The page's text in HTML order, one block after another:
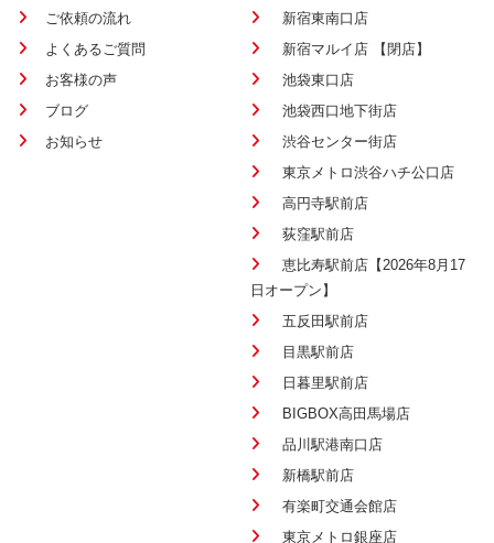
ご依頼の流れ
よくあるご質問
お客様の声
ブログ
お知らせ
新宿東南口店
新宿マルイ店 【閉店】
池袋東口店
池袋西口地下街店
渋谷センター街店
東京メトロ渋谷ハチ公口店
高円寺駅前店
荻窪駅前店
恵比寿駅前店【2026年8月17
日オープン】
五反田駅前店
目黒駅前店
日暮里駅前店
BIGBOX高田馬場店
品川駅港南口店
新橋駅前店
有楽町交通会館店
東京メトロ銀座店